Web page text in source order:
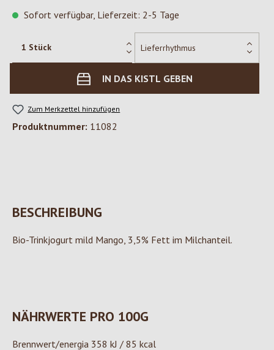
Sofort verfügbar, Lieferzeit: 2-5 Tage
IN DAS KISTL GEBEN
Zum Merkzettel hinzufügen
Produktnummer: 11082
BESCHREIBUNG
Bio-Trinkjogurt mild Mango, 3,5% Fett im Milchanteil.
NÄHRWERTE PRO 100G
Brennwert/energia 358 kJ / 85 kcal